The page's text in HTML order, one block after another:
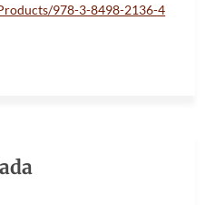
978-3-8498-2136-4